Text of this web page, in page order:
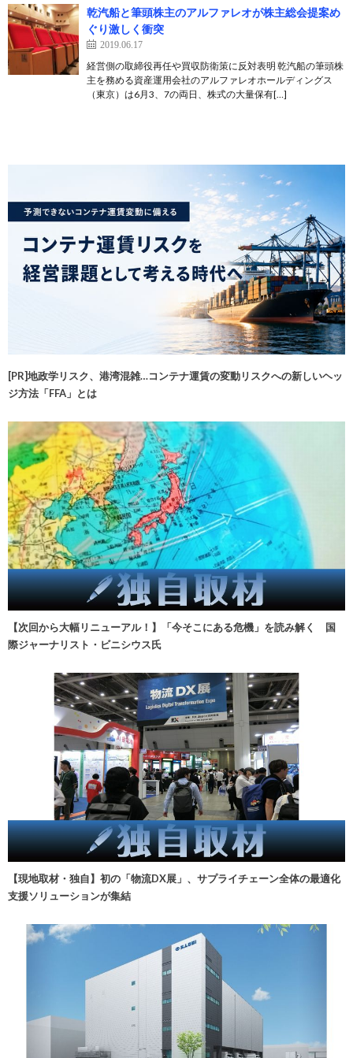
乾汽船と筆頭株主のアルファレオが株主総会提案め
ぐり激しく衝突
2019.06.17
経営側の取締役再任や買収防衛策に反対表明 乾汽船の筆頭株
主を務める資産運用会社のアルファレオホールディングス
（東京）は6月3、7の両日、株式の大量保有[…]
[PR]地政学リスク、港湾混雑…コンテナ運賃の変動リスクへの新しいヘッ
ジ方法「FFA」とは
【次回から大幅リニューアル！】「今そこにある危機」を読み解く 国
際ジャーナリスト・ビニシウス氏
【現地取材・独自】初の「物流DX展」、サプライチェーン全体の最適化
支援ソリューションが集結